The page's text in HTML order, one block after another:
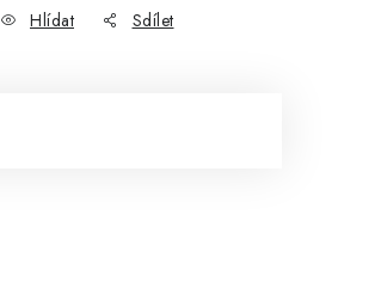
Hlídat Sdílet